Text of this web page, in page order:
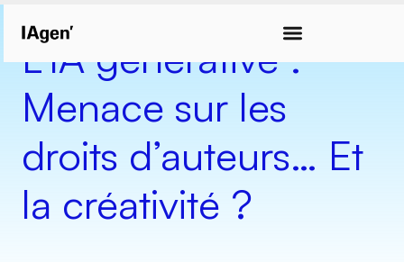
L’IA générative :
Menace sur les
droits d’auteurs… Et
la créativité ?